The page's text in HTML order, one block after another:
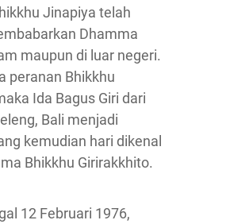
Jinapiya telah
Dhamma
maupun di luar negeri.
peranan Bhikkhu
Ida Bagus Giri dari
Bali menjadi
kemudian hari dikenal
Bhikkhu Girirakkhito.
12 Februari 1976,